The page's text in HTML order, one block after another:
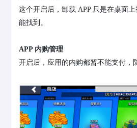
这个开启后，卸载 APP 只是在桌面
能找到。
APP 内购管理
开启后，应用的内购都暂不能支付，